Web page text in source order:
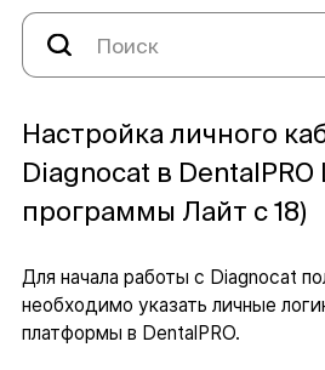
Настройка личного
Diagnocat в DentalPRO
программы Лайт с 18)
Для начала работы с Diagnocat
необходимо указать личные
платформы в DentalPRO.